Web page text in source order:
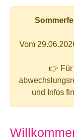
Vom
👉 Für
und Infos